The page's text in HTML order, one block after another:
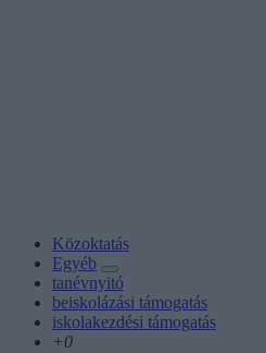
Közoktatás
Egyéb
tanévnyitó
beiskolázási támogatás
iskolakezdési támogatás
+0